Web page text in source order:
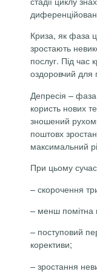
Криза, як фаза
зростають
послуг. Під час
оздоровчий для
Депресія –
користь нових
зношений
поштовх
максимальний
При цьому
– скорочення
– менш помітна
– поступовий
корективи;
– зростання